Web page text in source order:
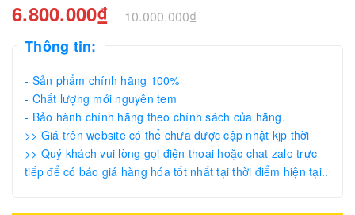
6.800.000₫ 10.000.000₫
Thông tin:
- Sản phẩm chính hãng 100%
- Chất lượng mới nguyên tem
- Bảo hành chính hãng theo chính sách của hãng.
>> Giá trên website có thể chưa được cập nhật kịp thời
>> Quý khách vui lòng gọi điện thoại hoặc chat zalo trực
tiếp để có báo giá hàng hóa tốt nhất tại thời điểm hiện tại..